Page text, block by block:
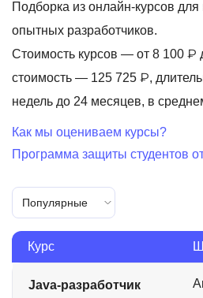
Подборка из онлайн-курсов
опытных разработчиков.
Стоимость курсов — от 8 100 ₽
стоимость — 125 725 ₽,
недель до 24 месяцев, в
Как мы оцениваем курсы?
Программа защиты студентов
Популярные
Курс
Java-разработчик
Разработка
Маркетинг
Аналитика
Менеджмент
Иностранные языки
Soft Skills
ДПО
Детям